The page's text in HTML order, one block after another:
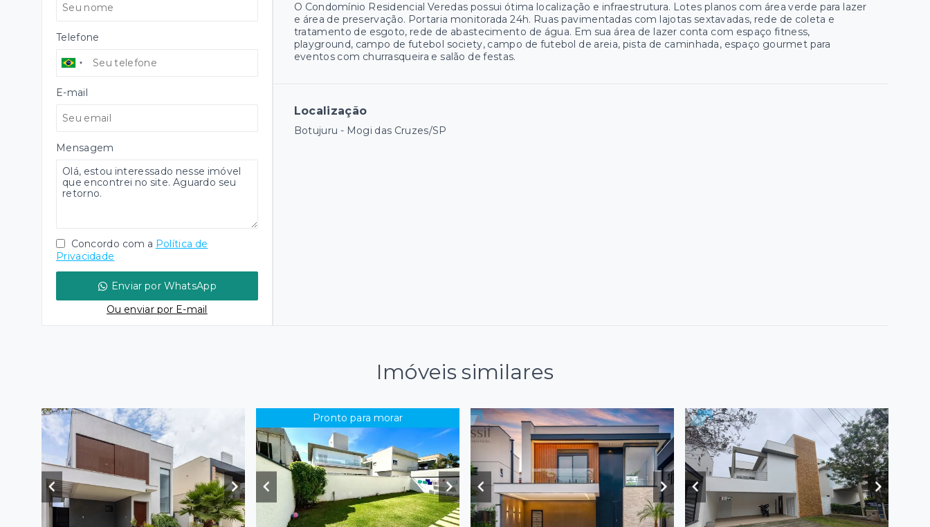
O Condomínio Residencial Veredas possui ótima localização e infraestrutura. Lotes planos com área verde para lazer
e área de preservação. Portaria monitorada 24h. Ruas pavimentadas com lajotas sextavadas, rede de coleta e
tratamento de esgoto, rede de abastecimento de água. Em sua área de lazer conta com espaço fitness,
playground, campo de futebol society, campo de futebol de areia, pista de caminhada, espaço gourmet para
eventos com churrasqueira e salão de festas.
Localização
Botujuru - Mogi das Cruzes/SP
Telefone
E-mail
Mensagem
Concordo com a Política de
Privacidade
Enviar por WhatsApp
Ou enviar por E-mail
Imóveis similares
Pronto para morar